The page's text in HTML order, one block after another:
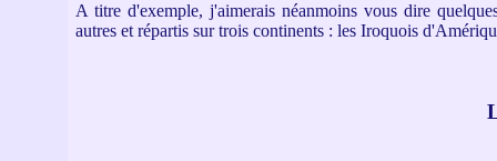
A titre d'exemple, j'aimerais néanmoins vous dire
autres et répartis sur trois continents : les Iroquois